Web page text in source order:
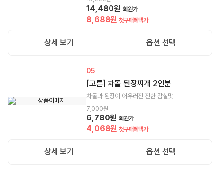
14,480원 회원가
8,688원 첫구매혜택가
상세 보기 옵션 선택
05
[고른] 차돌 된장찌개 2인분
차돌과 된장이 어우러진 진한 감칠맛
7,000원
6,780원 회원가
4,068원 첫구매혜택가
상세 보기 옵션 선택